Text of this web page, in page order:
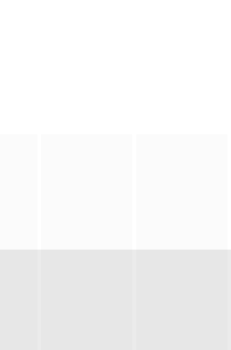
然而，日益沉重的责任与无尽压力，意外引发了一场
体验到社会存在感。后因赵大爷被保健品坑害去世
查战友马超遇害案件，抽丝剥茧，掀出袁氏兄弟走私
的大白鲨突然闯入园区水域，把整片游乐区变成了